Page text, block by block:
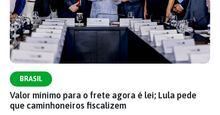
BRASIL
Valor mínimo para o frete agora é lei; Lula pede
que caminhoneiros fiscalizem